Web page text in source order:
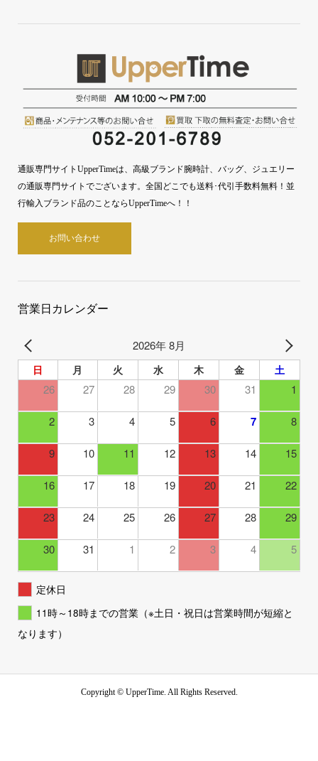
通販専門サイトUpperTimeは、高級ブランド腕時計、バッグ、ジュエリー
の通販専門サイトでございます。全国どこでも送料･代引手数料無料！並
行輸入ブランド品のことならUpperTimeへ！！
お問い合わせ
営業日カレンダー
2026年 8月
日 月 火 水 木 金 土
26 27 28 29 30 31 1
2 3 4 5 6 7 8
9 10 11 12 13 14 15
16 17 18 19 20 21 22
23 24 25 26 27 28 29
30 31 1 2 3 4 5
定休日
11時～18時までの営業（※土日・祝日は営業時間が短縮と
なります）
Copyright ©UpperTime. All Rights Reserved.